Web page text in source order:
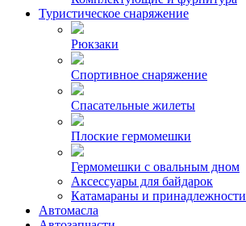
Туристическое снаряжение
Рюкзаки
Спортивное снаряжение
Спасательные жилеты
Плоские гермомешки
Гермомешки с овальным дном
Аксессуары для байдарок
Катамараны и принадлежности
Автомасла